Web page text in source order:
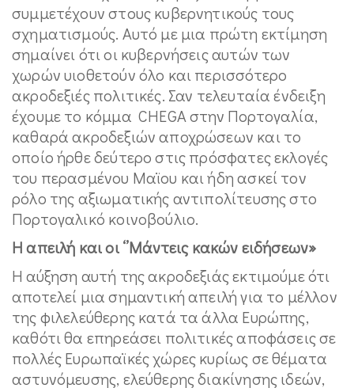
συμμετέχουν στους κυβερνητικούς τους
σχηματισμούς. Αυτό με μια πρώτη εκτίμηση
σημαίνει ότι οι κυβερνήσεις αυτών των
χωρών υιοθετούν όλο και περισσότερο
ακροδεξιές πολιτικές. Σαν τελευταία ένδειξη
έχουμε το κόμμα CHEGA στην Πορτογαλία,
καθαρά ακροδεξιών αποχρώσεων και το
οποίο ήρθε δεύτερο στις πρόσφατες εκλογές
του περασμένου Μαϊου και ήδη ασκεί τον
ρόλο της αξιωματικής αντιπολίτευσης στο
Πορτογαλικό κοινοβούλιο.
Η απειλή και οι ‘’Μάντεις κακών ειδήσεων»
Η αύξηση αυτή της ακροδεξιάς εκτιμούμε ότι
αποτελεί μια σημαντική απειλή για το μέλλον
της φιλελεύθερης κατά τα άλλα Ευρώπης,
καθότι θα επηρεάσει πολιτικές αποφάσεις σε
πολλές Ευρωπαϊκές χώρες κυρίως σε θέματα
αστυνόμευσης, ελεύθερης διακίνησης ιδεών,